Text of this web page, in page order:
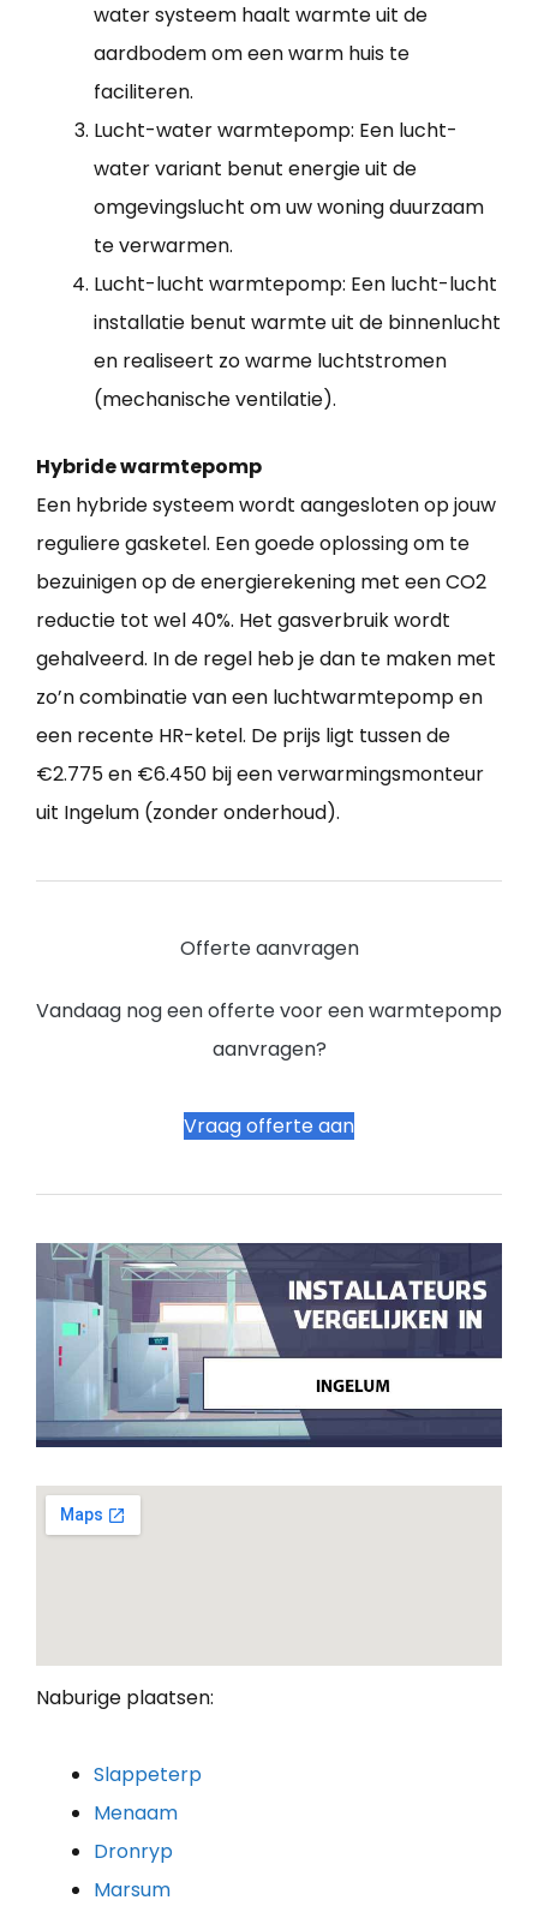
water systeem haalt warmte uit de
aardbodem om een warm huis te
faciliteren.
Lucht-water warmtepomp: Een lucht-
water variant benut energie uit de
omgevingslucht om uw woning duurzaam
te verwarmen.
Lucht-lucht warmtepomp: Een lucht-lucht
installatie benut warmte uit de binnenlucht
en realiseert zo warme luchtstromen
(mechanische ventilatie).
Hybride warmtepomp
Een hybride systeem wordt aangesloten op jouw
reguliere gasketel. Een goede oplossing om te
bezuinigen op de energierekening met een CO2
reductie tot wel 40%. Het gasverbruik wordt
gehalveerd. In de regel heb je dan te maken met
zo’n combinatie van een luchtwarmtepomp en
een recente HR-ketel. De prijs ligt tussen de
€2.775 en €6.450 bij een verwarmingsmonteur
uit Ingelum (zonder onderhoud).
Offerte aanvragen
Vandaag nog een offerte voor een warmtepomp
aanvragen?
Vraag offerte aan
Naburige plaatsen:
Slappeterp
Menaam
Dronryp
Marsum